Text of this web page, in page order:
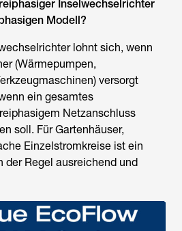
Inselwechselrichter
Modell?
lohnt sich, wenn
(Wärmepumpen,
versorgt
ein gesamtes
Netzanschluss
soll. Für Gartenhäuser,
Einzelstromkreise ist ein
der Regel ausreichend und